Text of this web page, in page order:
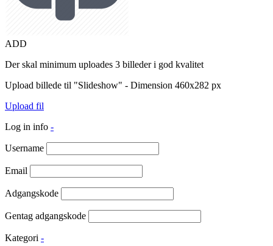
ADD
Der skal minimum uploades 3 billeder i god kvalitet
Upload billede til "Slideshow" - Dimension 460x282 px
Upload fil
Log in info -
Username
Email
Adgangskode
Gentag adgangskode
Kategori -